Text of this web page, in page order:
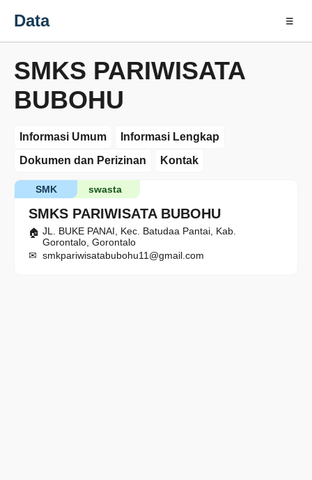
Data ☰
SMKS PARIWISATA
BUBOHU
Informasi Umum
Informasi Lengkap
Dokumen dan Perizinan
Kontak
SMKS PARIWISATA BUBOHU
swasta
SMK
JL. BUKE PANAI, Kec. Batudaa Pantai, Kab.
Gorontalo, Gorontalo
smkpariwisatabubohu11@gmail.com